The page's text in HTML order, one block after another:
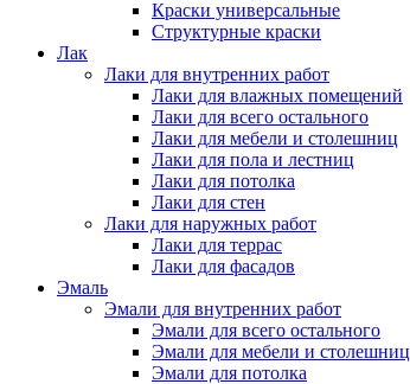
Краски универсальные
Структурные краски
Лак
Лаки для внутренних работ
Лаки для влажных помещений
Лаки для всего остального
Лаки для мебели и столешниц
Лаки для пола и лестниц
Лаки для потолка
Лаки для стен
Лаки для наружных работ
Лаки для террас
Лаки для фасадов
Эмаль
Эмали для внутренних работ
Эмали для всего остального
Эмали для мебели и столешниц
Эмали для потолка